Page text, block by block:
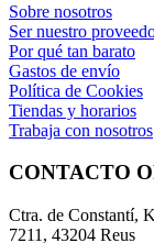
Sobre nosotros
Ser nuestro
Por qué tan barato
Gastos de envío
Política de Cookies
Tiendas y horarios
Trabaja con nosotros
CONTACTO
Ctra. de Constantí,
7211, 43204 Reus